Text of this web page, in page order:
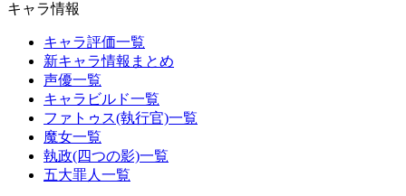
キャラ情報
キャラ評価一覧
新キャラ情報まとめ
声優一覧
キャラビルド一覧
ファトゥス(執行官)一覧
魔女一覧
執政(四つの影)一覧
五大罪人一覧